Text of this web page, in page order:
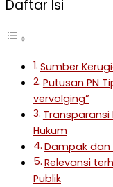
Daftar Isi
Sumber
Putusan PN
vervolging”
Transparansi
Hukum
Dampak dan
Relevansi
Publik